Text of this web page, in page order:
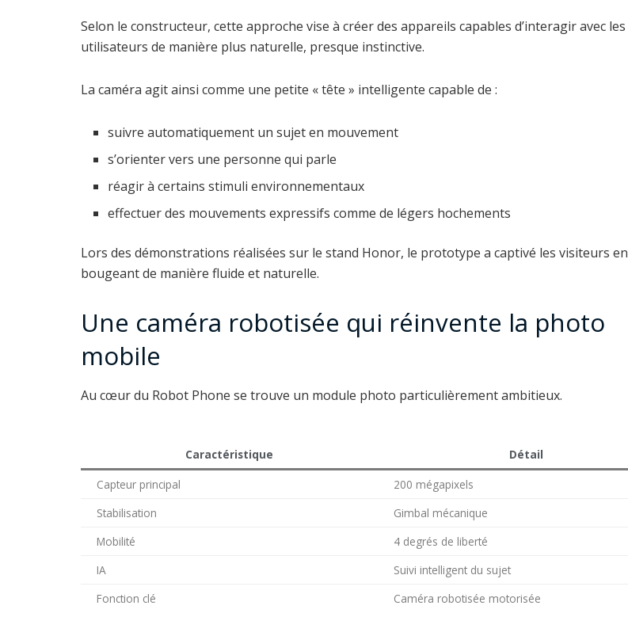
Selon le constructeur, cette approche vise à créer des appareils capables d’interagir avec les
utilisateurs de manière plus naturelle, presque instinctive.
La caméra agit ainsi comme une petite « tête » intelligente capable de :
suivre automatiquement un sujet en mouvement
s’orienter vers une personne qui parle
réagir à certains stimuli environnementaux
effectuer des mouvements expressifs comme de légers hochements
Lors des démonstrations réalisées sur le stand Honor, le prototype a captivé les visiteurs en
bougeant de manière fluide et naturelle.
Une caméra robotisée qui réinvente la photo
mobile
Au cœur du Robot Phone se trouve un module photo particulièrement ambitieux.
Caractéristique
Détail
Capteur principal
200 mégapixels
Stabilisation
Gimbal mécanique
Mobilité
4 degrés de liberté
IA
Suivi intelligent du sujet
Fonction clé
Caméra robotisée motorisée